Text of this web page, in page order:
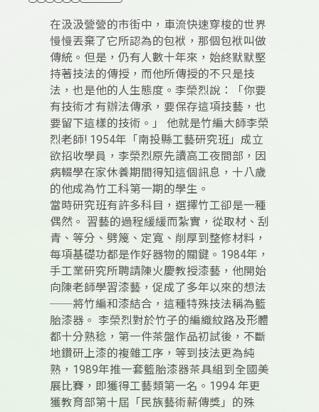
在汲汲營營的市街中，車流快速穿梭的世界
慢慢丟棄了它所認為的包袱，那個包袱叫做
傳統。但是，仍有人數十年來，始終默默堅
持著技法的傳授，而他所傳授的不只是技
法，也是他的人生態度。李榮烈說：「你要
有技術才有辦法傳承，要保存這項技藝，也
要留下這樣的技術。」 他就是竹編大師李榮
烈老師! 1954年「南投縣工藝研究班」成立
欲招收學員，李榮烈原先讀高工夜間部，因
病輟學在家休養期間得知這個訊息，十八歲
的他成為竹工科第一期的學生。
當時研究班有許多科目，選擇竹工卻是一種
偶然。 習藝的過程緩緩而紮實，從取材、刮
青、等分、劈篾、定寬、削厚到整修材料，
每項基礎功都是作好器物的關鍵。1984年，
手工業研究所聘請陳火慶教授漆藝，他開始
向陳老師學習漆藝，促成了多年以來的想法
──將竹編和漆結合，這種特殊技法稱為籃
胎漆器。 李榮烈對於竹子的編織紋路及形體
都十分熟稔，第一件茶盤作品初試後，不斷
地鑽研上漆的複雜工序，等到技法更為純
熟，1989年推一套籃胎漆器茶具組到全國美
展比賽，即獲得工藝類第一名。1994 年更
獲教育部第十屆「民族藝術薪傳獎」的殊